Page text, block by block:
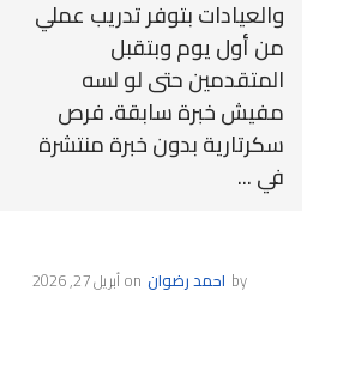
والعيادات بتوفر تدريب عملي
من أول يوم وبتقبل
المتقدمين حتى لو لسه
مفيش خبرة سابقة. فرص
سكرتارية بدون خبرة منتشرة
في ...
by احمد رضوان onأبريل 27, 2026